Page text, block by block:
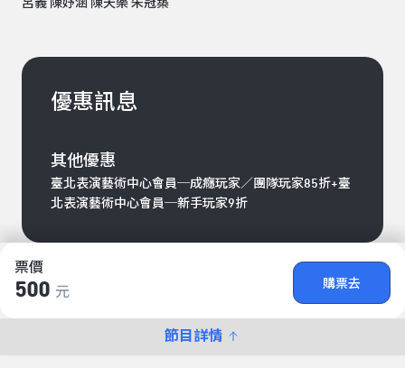
票價
500 元
購票去
節目詳情
呂義 陳妤涵 陳天樂 朱冠築
優惠訊息
其他優惠
臺北表演藝術中心會員─成癮玩家／團隊玩家85折+臺
北表演藝術中心會員─新手玩家9折